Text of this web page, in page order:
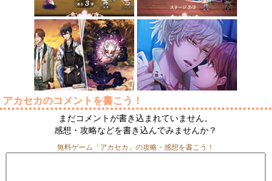
アカセカのコメントを書こう！
まだコメントが書き込まれていません。
感想・攻略などを書き込んでみませんか？
無料ゲーム「アカセカ」の攻略・感想を書こう！